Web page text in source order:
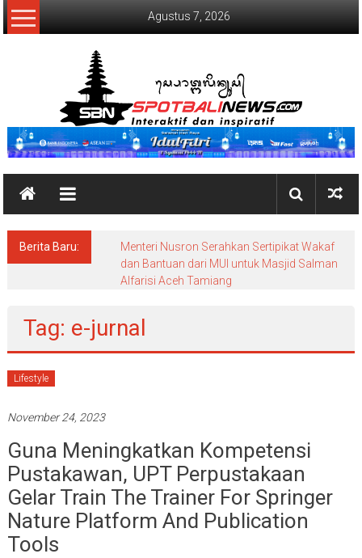
Lompat
ke
Agustus 7, 2026
SpotBaliNews
Berita Baru:
Menteri Nusron Serahkan Sertipikat Wakaf
dan Bantuan dari MUI untuk Masjid Salman
Alfarisi Aceh Tamiang
Tag: e-jurnal
Lifestyle
November 24, 2023
Guna Meningkatkan Kompetensi
Pustakawan, UPT Perpustakaan
Gelar Train The Trainer For Springer
Nature Platform And Publication
Tools